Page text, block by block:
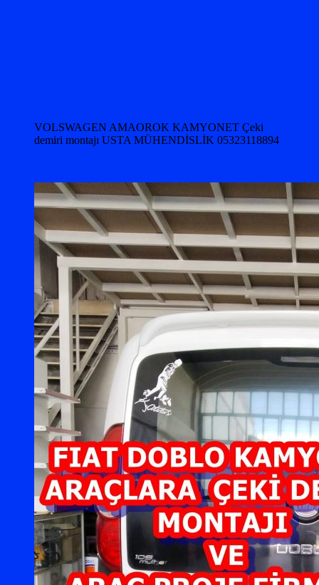
VOLSWAGEN AMAOROK KAMYONET Çeki
demiri montajı USTA MÜHENDİSLİK 05323118894